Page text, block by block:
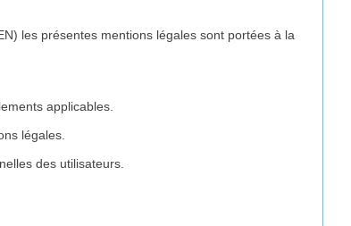
les présentes mentions légales sont portées à la
applicables.
légales.
des utilisateurs.